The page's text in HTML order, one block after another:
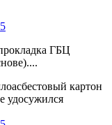
ГБЦ
картон
удосужился